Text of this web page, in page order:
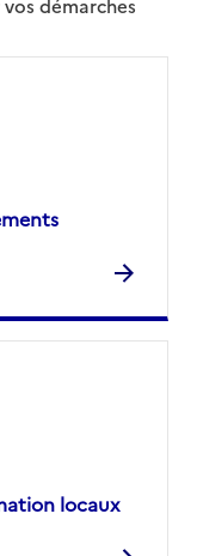
démarches
locaux